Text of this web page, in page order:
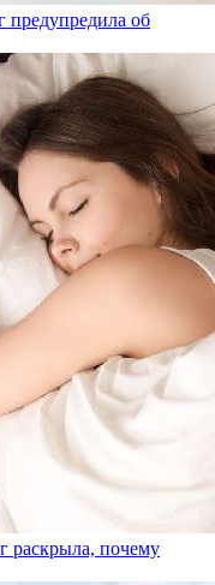
предупредила об
раскрыла, почему